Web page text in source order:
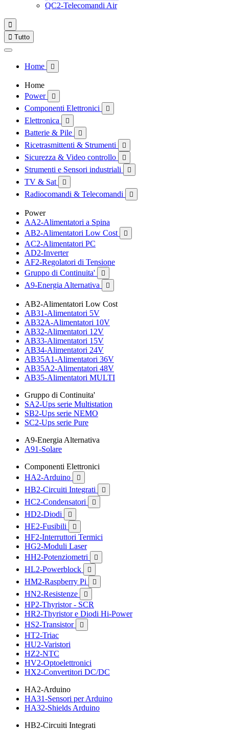
QC2-Telecomandi Air

 Tutto
Home 
Home
Power

Componenti Elettronici 
Elettronica 
Batterie & Pile 
Ricetrasmittenti & Strumenti 
Sicurezza & Video controllo 
Strumenti e Sensori industriali 
TV & Sat 
Radiocomandi & Telecomandi 
Power
AA2-Alimentatori a Spina
AB2-Alimentatori Low Cost

AC2-Alimentatori PC
AD2-Inverter
AF2-Regolatori di Tensione
Gruppo di Continuita'

A9-Energia Alternativa 
AB2-Alimentatori Low Cost
AB31-Alimentatori 5V
AB32A-Alimentatori 10V
AB32-Alimentatori 12V
AB33-Alimentatori 15V
AB34-Alimentatori 24V
AB35A1-Alimentatori 36V
AB35A2-Alimentatori 48V
AB35-Alimentatori MULTI
Gruppo di Continuita'
SA2-Ups serie Multistation
SB2-Ups serie NEMO
SC2-Ups serie Pure
A9-Energia Alternativa
A91-Solare
Componenti Elettronici
HA2-Arduino

HB2-Circuiti Integrati 
HC2-Condensatori 
HD2-Diodi 
HE2-Fusibili 
HF2-Interruttori Termici
HG2-Moduli Laser
HH2-Potenziometri

HL2-Powerblock 
HM2-Raspberry Pi 
HN2-Resistenze 
HP2-Thyristor - SCR
HR2-Thyristor e Diodi Hi-Power
HS2-Transistor

HT2-Triac
HU2-Varistori
HZ2-NTC
HV2-Optoelettronici
HX2-Convertitori DC/DC
HA2-Arduino
HA31-Sensori per Arduino
HA32-Shields Arduino
HB2-Circuiti Integrati